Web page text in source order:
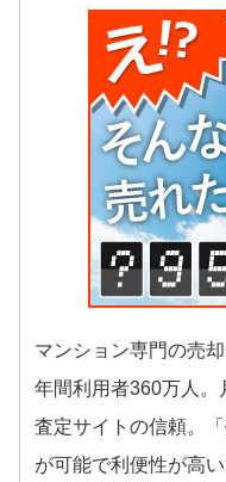
マンション専門の売
年間利用者360万人
査定サイトの信頼。
が可能で利便性が高い